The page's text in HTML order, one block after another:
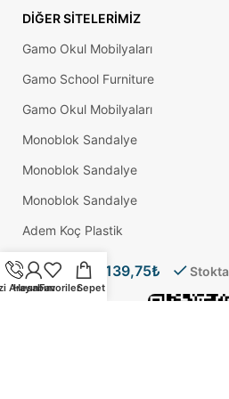
DIĞER SITELERIMIZ
Gamo Okul Mobilyaları
Gamo School Furniture
Gamo Okul Mobilyaları
Monoblok Sandalye
Monoblok Sandalye
Monoblok Sandalye
Adem Koç Plastik
Okul Sırası
Arayın
HesabımFavorilerSepet
Kasa
Civatası
(1 Kg)
139,75₺ Stokta